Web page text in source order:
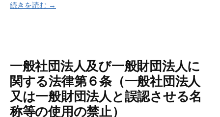
続きを読む →
一般社団法人及び一般財団法人に
関する法律第６条（一般社団法人
又は一般財団法人と誤認させる名
称等の使用の禁止）